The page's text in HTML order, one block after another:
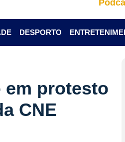
DESPORTO
em protesto
CNE